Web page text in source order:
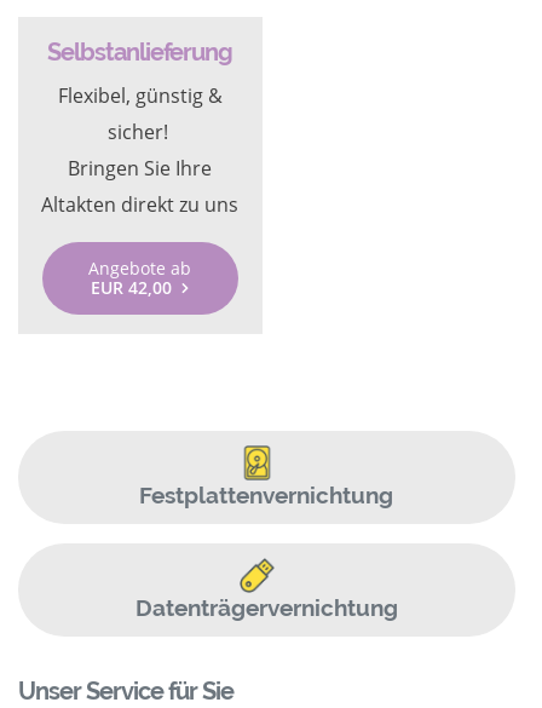
Selbstanlieferung
Flexibel, günstig &
sicher!
Bringen Sie Ihre
Altakten direkt zu uns
Angebote ab
EUR 42,00
Festplattenvernichtung
Datenträgervernichtung
Unser Service für Sie